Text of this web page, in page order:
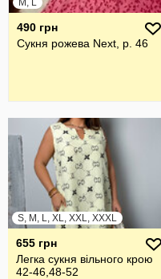
M, L
490 грн
Сукня рожева Next, р. 46
S, M, L, XL, XXL, XXXL
655 грн
Легка сукня вільного крою
42-46,48-52